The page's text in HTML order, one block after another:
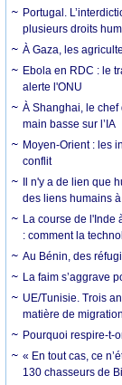
Portugal.
plusieurs droits
À Gaza, les
Ebola en RDC : le
alerte l'ONU
À Shanghai, le chef
main basse sur l’IA
Moyen-Orient : les
conflit
Il n'y a de lien que
des liens humains
La course de l'Inde
: comment la
Au Bénin, des
La faim s’aggrave
UE/Tunisie. Trois
matière de migration
Pourquoi respire-t-
« En tout cas, ce
130 chasseurs de